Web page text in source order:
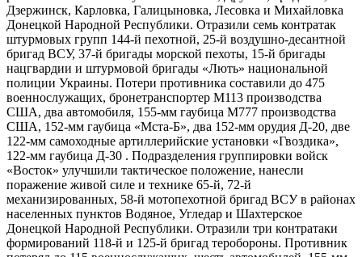
Дзержинск, Карловка, Галицыновка, Лесовка и Михайловка
Донецкой Народной Республики. Отразили семь контратак
штурмовых групп 144-й пехотной, 25-й воздушно-​десантной
бригад ВСУ, 37-й бригады морской пехоты, 15-й бригады
нацгвардии и штурмовой бригады «Лють» национальной
полиции Украины. Потери противника составили до 475
военнослужащих, бронетранспортер М113 производства
США, два автомобиля, 155-мм гаубица М777 производства
США, 152-мм гаубица «Мста-​Б», два 152-мм орудия Д-20, две
122-мм самоходные артиллерийские установки «Гвоздика»,
122-мм гаубица Д-30 . Подразделения группировки войск
«Восток» улучшили тактическое положение, нанесли
поражение живой силе и технике 65-й, 72-й
механизированных, 58-й мотопехотной бригад ВСУ в районах
населенных пунктов Водяное, Угледар и Шахтерское
Донецкой Народной Республики. Отразили три контратаки
формирований 118-й и 125-й бригад теробороны. Противник